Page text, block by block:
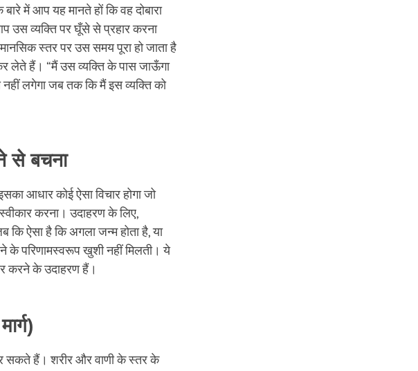
में आप यह मानते हों कि वह दोबारा
उस व्यक्ति पर घूँसे से प्रहार करना
स्तर पर उस समय पूरा हो जाता है
लेते हैं। “मैं उस व्यक्ति के पास जाऊँगा
लगेगा जब तक कि मैं इस व्यक्ति को
से बचना
आधार कोई ऐसा विचार होगा जो
करना। उदाहरण के लिए,
ऐसा है कि अगला जन्म होता है, या
परिणामस्वरूप खुशी नहीं मिलती। ये
करने के उदाहरण हैं।
सकते हैं। शरीर और वाणी के स्तर के